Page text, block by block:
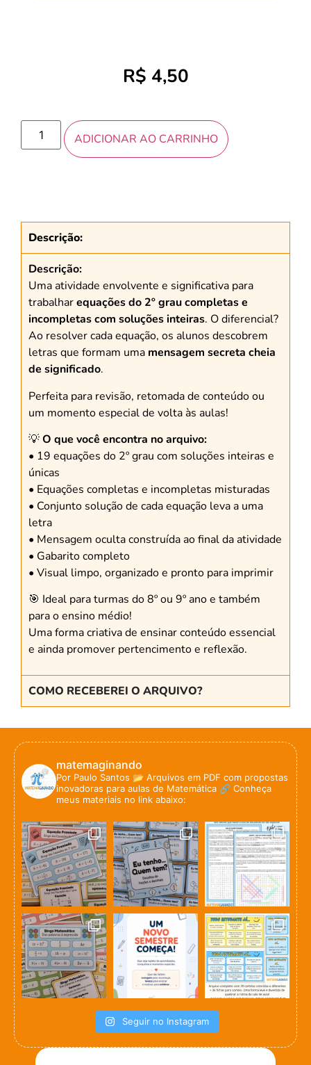
R$ 4,50
ADICIONAR AO CARRINHO
Descrição:
Descrição:
Uma atividade envolvente e significativa para
trabalharequações do 2º grau completas e
incompletas com soluções inteiras. O diferencial?
Ao resolver cada equação, os alunos descobrem
letras que formam uma mensagem secreta cheia
de significado.
Perfeita para revisão, retomada de conteúdo ou
um momento especial de volta às aulas!
💡O que você encontra no arquivo:
• 19 equações do 2º grau com soluções inteiras e
únicas
• Equações completas e incompletas misturadas
• Conjunto solução de cada equação leva a uma
letra
• Mensagem oculta construída ao final da atividade
• Gabarito completo
• Visual limpo, organizado e pronto para imprimir
🎯 Ideal para turmas do 8º ou 9º ano e também
para o ensino médio!
Uma forma criativa de ensinar conteúdo essencial
e ainda promover pertencimento e reflexão.
COMO RECEBEREI O ARQUIVO?
matemaginando
Por Paulo Santos 📂 Arquivos em PDF com propostas
inovadoras para aulas de Matemática 🔗 Conheça
meus materiais no link abaixo:
Seguir no Instagram